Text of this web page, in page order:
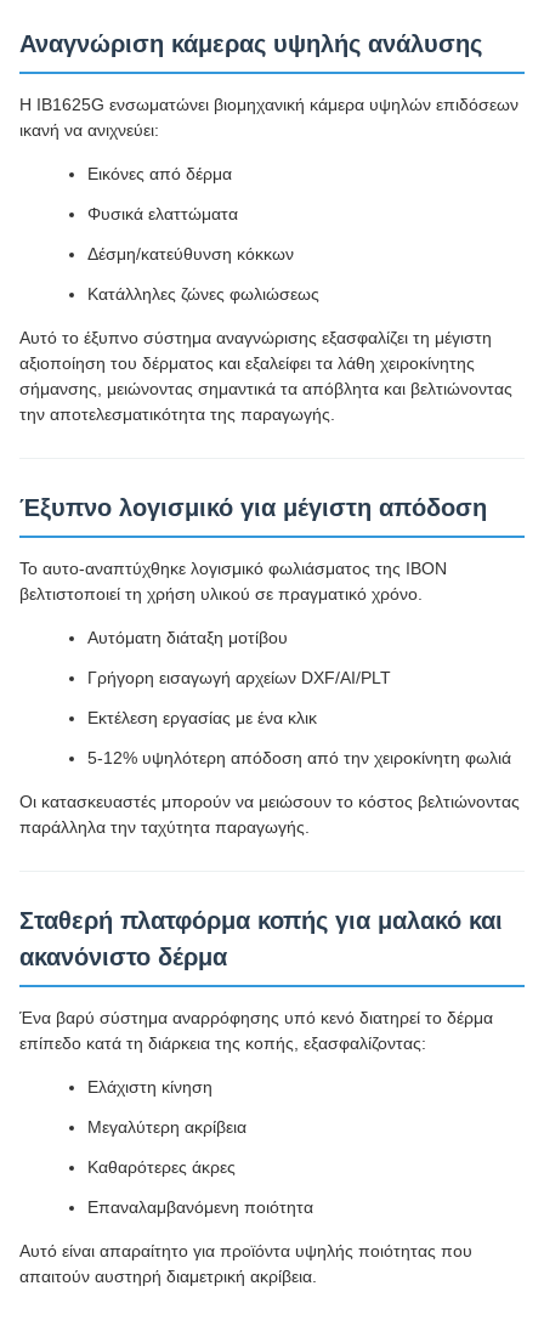
Αναγνώριση κάμερας υψηλής ανάλυσης
Η IB1625G ενσωματώνει βιομηχανική κάμερα υψηλών επιδόσεων
ικανή να ανιχνεύει:
Εικόνες από δέρμα
Φυσικά ελαττώματα
Δέσμη/κατεύθυνση κόκκων
Κατάλληλες ζώνες φωλιώσεως
Αυτό το έξυπνο σύστημα αναγνώρισης εξασφαλίζει τη μέγιστη
αξιοποίηση του δέρματος και εξαλείφει τα λάθη χειροκίνητης
σήμανσης, μειώνοντας σημαντικά τα απόβλητα και βελτιώνοντας
την αποτελεσματικότητα της παραγωγής.
Έξυπνο λογισμικό για μέγιστη απόδοση
Το αυτο-αναπτύχθηκε λογισμικό φωλιάσματος της IBON
βελτιστοποιεί τη χρήση υλικού σε πραγματικό χρόνο.
Αυτόματη διάταξη μοτίβου
Γρήγορη εισαγωγή αρχείων DXF/AI/PLT
Εκτέλεση εργασίας με ένα κλικ
5-12% υψηλότερη απόδοση από την χειροκίνητη φωλιά
Οι κατασκευαστές μπορούν να μειώσουν το κόστος βελτιώνοντας
παράλληλα την ταχύτητα παραγωγής.
Σταθερή πλατφόρμα κοπής για μαλακό και
ακανόνιστο δέρμα
Ένα βαρύ σύστημα αναρρόφησης υπό κενό διατηρεί το δέρμα
επίπεδο κατά τη διάρκεια της κοπής, εξασφαλίζοντας:
Ελάχιστη κίνηση
Μεγαλύτερη ακρίβεια
Καθαρότερες άκρες
Επαναλαμβανόμενη ποιότητα
Αυτό είναι απαραίτητο για προϊόντα υψηλής ποιότητας που
απαιτούν αυστηρή διαμετρική ακρίβεια.